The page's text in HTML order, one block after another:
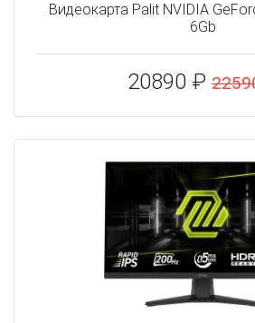
Видеокарта Palit NVIDIA
6Gb
20890 ₽